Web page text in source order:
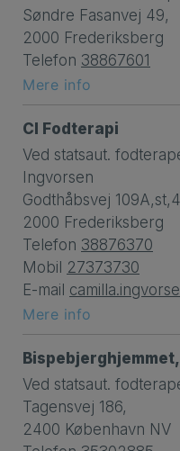
Søndre Fasanvej 49,
2000 Frederiksberg
Telefon 38867601
Mere info
CI Fodterapi
Ved statsaut.
Ingvorsen
Godthåbsvej
2000 Frederiksberg
Telefon 38876370
Mobil 27373730
E-mail
Mere info
Ved statsaut.
Tagensvej 186,
2400 København NV